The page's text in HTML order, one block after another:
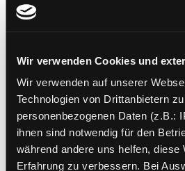
Wir verwenden Cookies und
Wir verwenden auf unserer
Technologien von Drittanbietern
personenbezogenen Daten (z.B.:
ihnen sind notwendig für den
während andere uns helfen, diese
Erfahrung zu verbessern. Bei
Status:
Frist:
Barcode:1711SB01773
Standort 3: